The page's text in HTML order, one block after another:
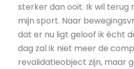
sterker dan ooit. Ik wil terug
mijn sport. Naar
dat er nu ligt geloof ik écht
dag zal ik niet meer de
revalidatieobject zijn, maar